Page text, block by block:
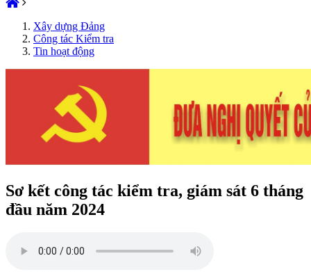
Xây dựng Đảng
Công tác Kiểm tra
Tin hoạt động
Sơ kết công tác kiểm tra, giám sát 6 tháng
đầu năm 2024